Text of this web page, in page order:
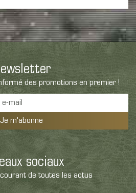
des promotions en premier !
Je m'abonne
sociaux
de toutes les actus